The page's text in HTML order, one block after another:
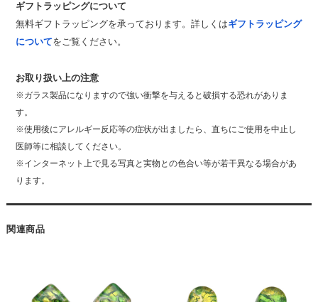
ギフトラッピングについて
無料ギフトラッピングを承っております。詳しくはギフトラッピング
についてをご覧ください。
お取り扱い上の注意
※ガラス製品になりますので強い衝撃を与えると破損する恐れがありま
す。
※使用後にアレルギー反応等の症状が出ましたら、直ちにご使用を中止し
医師等に相談してください。
※インターネット上で見る写真と実物との色合い等が若干異なる場合があ
ります。
関連商品